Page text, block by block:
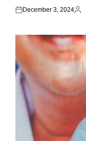
Posted
December 3, 2024